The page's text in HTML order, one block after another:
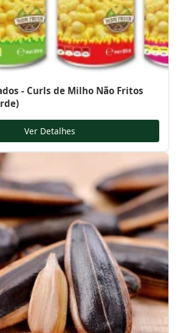
- Curls de Milho Não Fritos
Ver Detalhes